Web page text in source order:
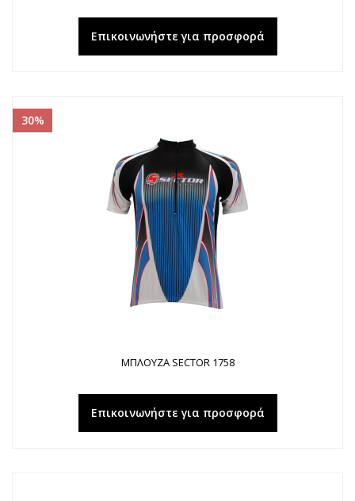
Επικοινωνήστε για προσφορά
30%
ΜΠΛΟΥΖΑ SECTOR 1758
Επικοινωνήστε για προσφορά